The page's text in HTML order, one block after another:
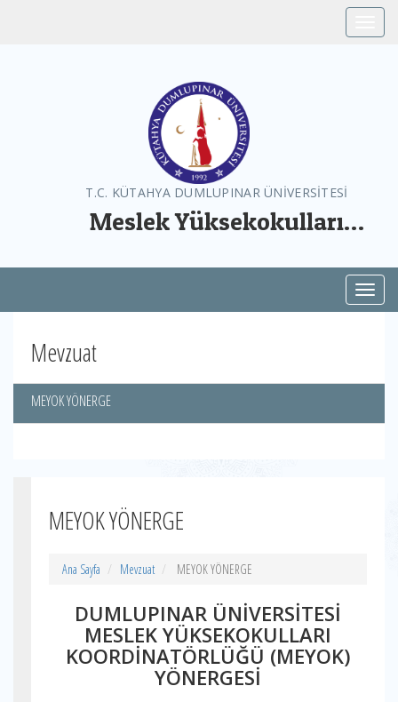
T.C. KÜTAHYA DUMLUPINAR ÜNİVERSİTESİ
Meslek Yüksekokulları
Mevzuat
MEYOK YÖNERGE
MEYOK YÖNERGE
Ana Sayfa Mevzuat MEYOK YÖNERGE
DUMLUPINAR ÜNİVERSİTESİ
MESLEK YÜKSEKOKULLARI
KOORDİNATÖRLÜĞÜ (MEYOK)
YÖNERGESİ